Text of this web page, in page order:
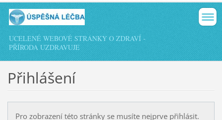
UCELENÉ WEBOVÉ STRÁNKY O ZDRAVÍ -
PŘÍRODA UZDRAVUJE
Přihlášení
Pro zobrazení této stránky se musíte nejprve přihlásit.